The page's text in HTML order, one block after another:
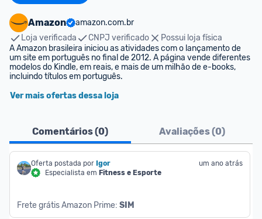
Amazon
amazon.com.br
Loja verificada
CNPJ verificado
Possui loja física
A Amazon brasileira iniciou as atividades com o lançamento de
um site em português no final de 2012. A página vende diferentes
modelos do Kindle, em reais, e mais de um milhão de e-books,
incluindo títulos em português.
Ver mais ofertas dessa loja
Comentários (0) Avaliações (0)
Oferta postada por Igor
Especialista em Fitness e Esporte
um ano atrás
Frete grátis Amazon Prime: SIM